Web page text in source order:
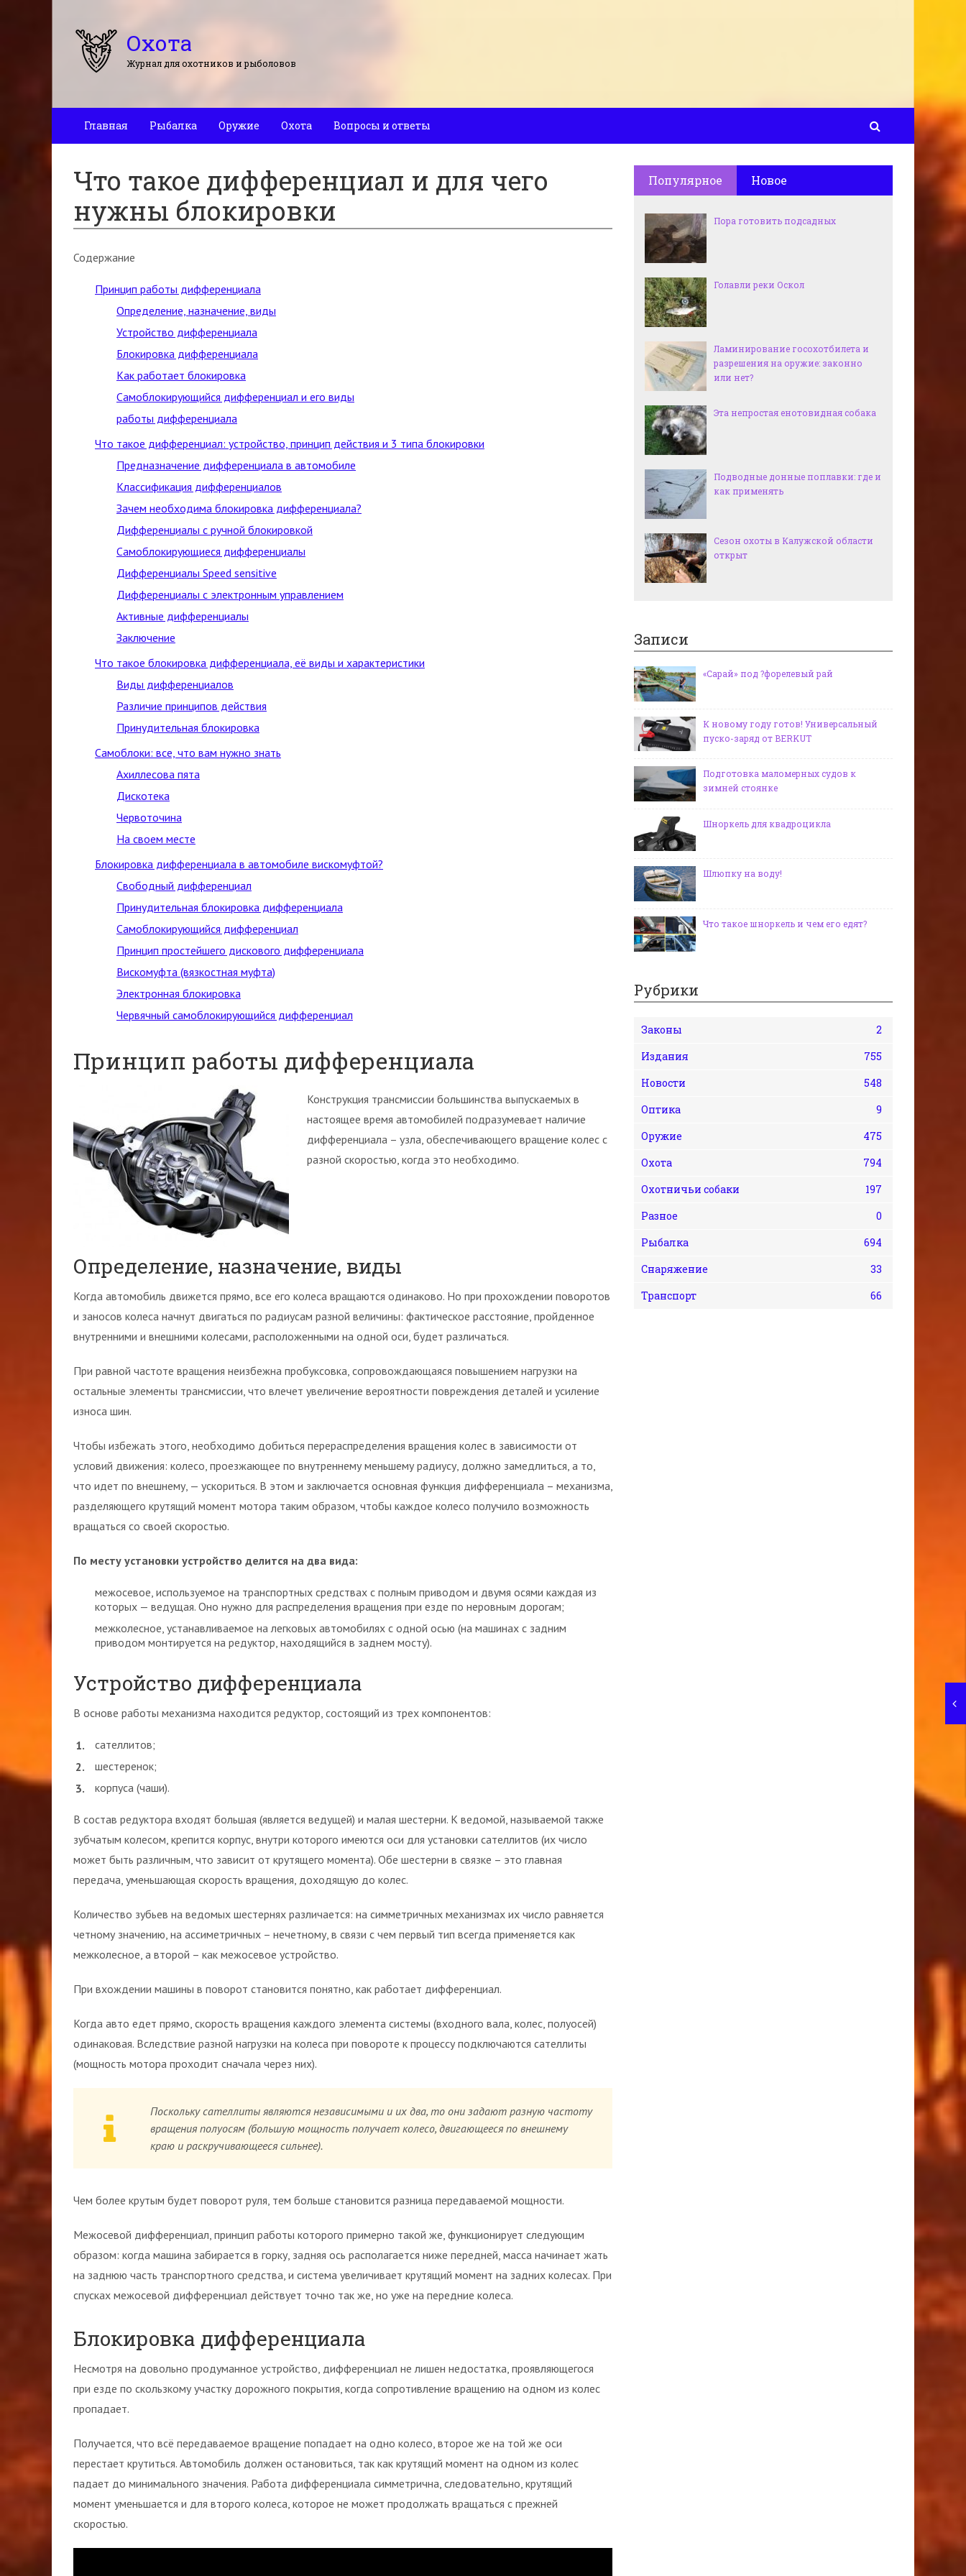
Охота
Журнал для охотников и рыболовов
Главная Рыбалка Оружие Охота Вопросы и ответы
Что такое дифференциал и для чего
нужны блокировки
Содержание
Принцип работы дифференциала
Определение, назначение, виды
Устройство дифференциала
Блокировка дифференциала
Как работает блокировка
Самоблокирующийся дифференциал и его виды
работы дифференциала
Что такое дифференциал: устройство, принцип действия и 3 типа блокировки
Предназначение дифференциала в автомобиле
Классификация дифференциалов
Зачем необходима блокировка дифференциала?
Дифференциалы с ручной блокировкой
Самоблокирующиеся дифференциалы
Дифференциалы Speed sensitive
Дифференциалы с электронным управлением
Активные дифференциалы
Заключение
Что такое блокировка дифференциала, её виды и характеристики
Виды дифференциалов
Различие принципов действия
Принудительная блокировка
Самоблоки: все, что вам нужно знать
Ахиллесова пята
Дискотека
Червоточина
На своем месте
Блокировка дифференциала в автомобиле вискомуфтой?
Свободный дифференциал
Принудительная блокировка дифференциала
Самоблокирующийся дифференциал
Принцип простейшего дискового дифференциала
Вискомуфта (вязкостная муфта)
Электронная блокировка
Червячный самоблокирующийся дифференциал
Принцип работы дифференциала
Конструкция трансмиссии большинства выпускаемых в
настоящее время автомобилей подразумевает наличие
дифференциала – узла, обеспечивающего вращение колес с
разной скоростью, когда это необходимо.
Определение, назначение, виды
Когда автомобиль движется прямо, все его колеса вращаются одинаково. Но при прохождении поворотов
и заносов колеса начнут двигаться по радиусам разной величины: фактическое расстояние, пройденное
внутренними и внешними колесами, расположенными на одной оси, будет различаться.
При равной частоте вращения неизбежна пробуксовка, сопровождающаяся повышением нагрузки на
остальные элементы трансмиссии, что влечет увеличение вероятности повреждения деталей и усиление
износа шин.
Чтобы избежать этого, необходимо добиться перераспределения вращения колес в зависимости от
условий движения: колесо, проезжающее по внутреннему меньшему радиусу, должно замедлиться, а то,
что идет по внешнему, — ускориться. В этом и заключается основная функция дифференциала – механизма,
разделяющего крутящий момент мотора таким образом, чтобы каждое колесо получило возможность
вращаться со своей скоростью.
По месту установки устройство делится на два вида:
межосевое, используемое на транспортных средствах с полным приводом и двумя осями каждая из
которых — ведущая. Оно нужно для распределения вращения при езде по неровным дорогам;
межколесное, устанавливаемое на легковых автомобилях с одной осью (на машинах с задним
приводом монтируется на редуктор, находящийся в заднем мосту).
Устройство дифференциала
В основе работы механизма находится редуктор, состоящий из трех компонентов:
сателлитов;
шестеренок;
корпуса (чаши).
В состав редуктора входят большая (является ведущей) и малая шестерни. К ведомой, называемой также
зубчатым колесом, крепится корпус, внутри которого имеются оси для установки сателлитов (их число
может быть различным, что зависит от крутящего момента). Обе шестерни в связке – это главная
передача, уменьшающая скорость вращения, доходящую до колес.
Количество зубьев на ведомых шестернях различается: на симметричных механизмах их число равняется
четному значению, на ассиметричных – нечетному, в связи с чем первый тип всегда применяется как
межколесное, а второй – как межосевое устройство.
При вхождении машины в поворот становится понятно, как работает дифференциал.
Когда авто едет прямо, скорость вращения каждого элемента системы (входного вала, колес, полуосей)
одинаковая. Вследствие разной нагрузки на колеса при повороте к процессу подключаются сателлиты
(мощность мотора проходит сначала через них).
Поскольку сателлиты являются независимыми и их два, то они задают разную частоту
вращения полуосям (большую мощность получает колесо, двигающееся по внешнему
краю и раскручивающееся сильнее).
Чем более крутым будет поворот руля, тем больше становится разница передаваемой мощности.
Межосевой дифференциал, принцип работы которого примерно такой же, функционирует следующим
образом: когда машина забирается в горку, задняя ось располагается ниже передней, масса начинает жать
на заднюю часть транспортного средства, и система увеличивает крутящий момент на задних колесах. При
спусках межосевой дифференциал действует точно так же, но уже на передние колеса.
Блокировка дифференциала
Несмотря на довольно продуманное устройство, дифференциал не лишен недостатка, проявляющегося
при езде по скользкому участку дорожного покрытия, когда сопротивление вращению на одном из колес
пропадает.
Получается, что всё передаваемое вращение попадает на одно колесо, второе же на той же оси
перестает крутиться. Автомобиль должен остановиться, так как крутящий момент на одном из колес
падает до минимального значения. Работа дифференциала симметрична, следовательно, крутящий
момент уменьшается и для второго колеса, которое не может продолжать вращаться с прежней
скоростью.
Популярное Новое
Пора готовить подсадных
Голавли реки Оскол
Ламинирование госохотбилета и
разрешения на оружие: законно
или нет?
Эта непростая енотовидная собака
Подводные донные поплавки: где и
как применять
Сезон охоты в Калужской области
открыт
Записи
«Сарай» под ?форелевый рай
К новому году готов! Универсальный
пуско-заряд от BERKUT
Подготовка маломерных судов к
зимней стоянке
Шноркель для квадроцикла
Шлюпку на воду!
Что такое шноркель и чем его едят?
Рубрики
Законы
2
Издания
755
Новости
548
Оптика
9
Оружие
475
Охота
794
Охотничьи собаки
197
Разное
0
Рыбалка
694
Снаряжение
33
Транспорт
66